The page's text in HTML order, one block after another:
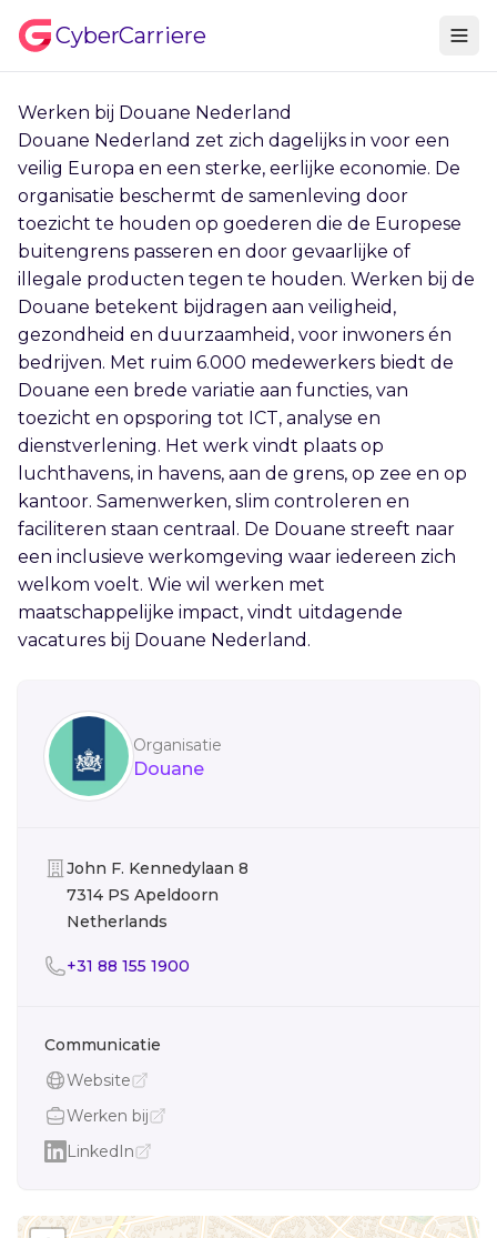
CyberCarriere
Werken bij Douane Nederland
Douane Nederland zet zich dagelijks in voor een
veilig Europa en een sterke, eerlijke economie. De
organisatie beschermt de samenleving door
toezicht te houden op goederen die de Europese
buitengrens passeren en door gevaarlijke of
illegale producten tegen te houden. Werken bij de
Douane betekent bijdragen aan veiligheid,
gezondheid en duurzaamheid, voor inwoners én
bedrijven. Met ruim 6.000 medewerkers biedt de
Douane een brede variatie aan functies, van
toezicht en opsporing tot ICT, analyse en
dienstverlening. Het werk vindt plaats op
luchthavens, in havens, aan de grens, op zee en op
kantoor. Samenwerken, slim controleren en
faciliteren staan centraal. De Douane streeft naar
een inclusieve werkomgeving waar iedereen zich
welkom voelt. Wie wil werken met
maatschappelijke impact, vindt uitdagende
vacatures bij Douane Nederland.
Organisatie
Douane
Organisatie
John F. Kennedylaan 8
7314 PS Apeldoorn
Netherlands
Telefoon
+31 88 155 1900
Communicatie
Website
Werken bij
LinkedIn